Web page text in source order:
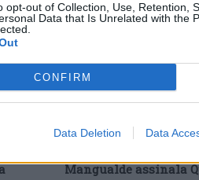
opt-out of Collection, Use, Retention,
Data that Is Unrelated with the
CONFIRM
Data Deletion Data
Mangualde assinala